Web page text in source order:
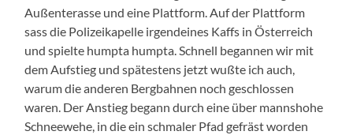
Außenterasse und eine Plattform. Auf der Plattform
sass die Polizeikapelle irgendeines Kaffs in Österreich
und spielte humpta humpta. Schnell begannen wir mit
dem Aufstieg und spätestens jetzt wußte ich auch,
warum die anderen Bergbahnen noch geschlossen
waren. Der Anstieg begann durch eine über mannshohe
Schneewehe, in die ein schmaler Pfad gefräst worden